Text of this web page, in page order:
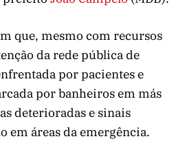
que, mesmo com recursos
da rede pública de
por pacientes e
por banheiros em más
deterioradas e sinais
em áreas da emergência.